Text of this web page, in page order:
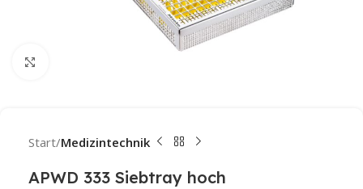
Start Medizintechnik
APWD 333 Siebtray hoch